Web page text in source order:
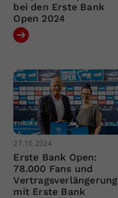
bei den Erste Bank
Open 2024
27.10.2024
Erste Bank Open:
78.000 Fans und
Vertragsverlängerung
mit Erste Bank